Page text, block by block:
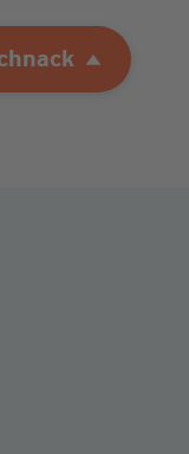
Schnack